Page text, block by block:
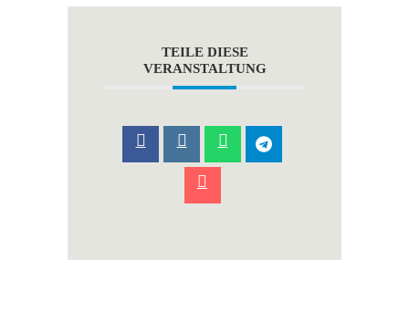
TEILE DIESE
VERANSTALTUNG